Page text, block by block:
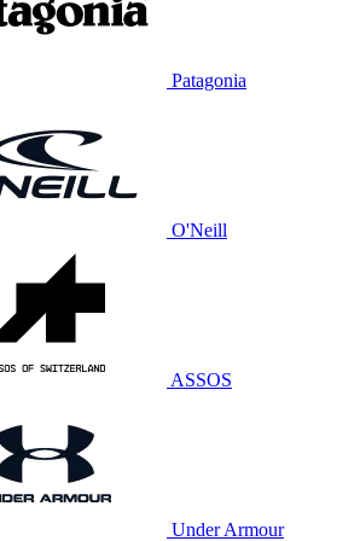
Patagonia
O'Neill
ASSOS
Under Armour